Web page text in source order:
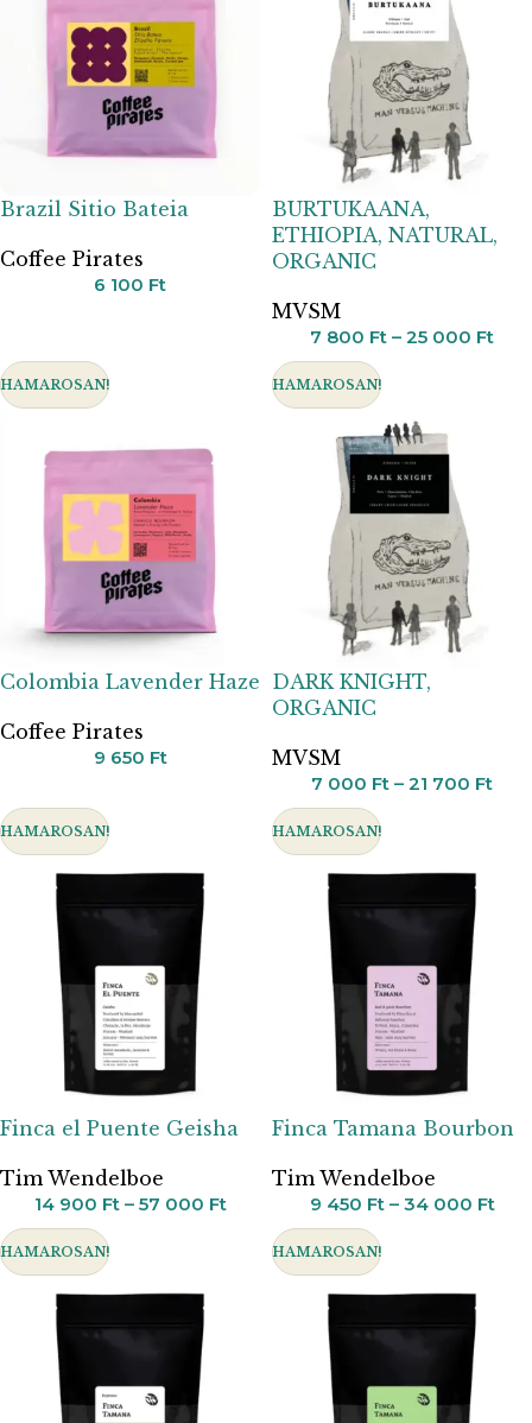
Brazil Sitio Bateia
Coffee Pirates
6 100 Ft
BURTUKAANA,
ETHIOPIA, NATURAL,
ORGANIC
MVSM
7 800 Ft – 25 000 Ft
HAMAROSAN!
Colombia Lavender Haze
Coffee Pirates
9 650 Ft
HAMAROSAN!
DARK KNIGHT,
ORGANIC
MVSM
7 000 Ft – 21 700 Ft
HAMAROSAN!
Finca el Puente Geisha
Tim Wendelboe
14 900 Ft – 57 000 Ft
HAMAROSAN!
Finca Tamana Bourbon
Tim Wendelboe
9 450 Ft – 34 000 Ft
HAMAROSAN! HAMAROSAN!